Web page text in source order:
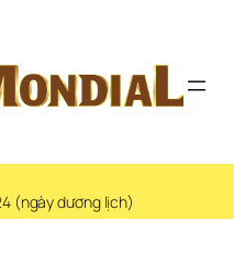
(ngày dương lịch)